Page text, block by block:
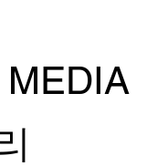
이급 GP 1라